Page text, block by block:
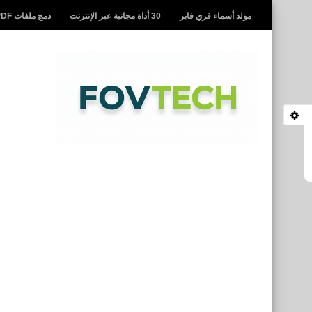
مولد أسماء فري فاير 30 أداة مجانية عبر الإنترنت دمج ملفات PDF